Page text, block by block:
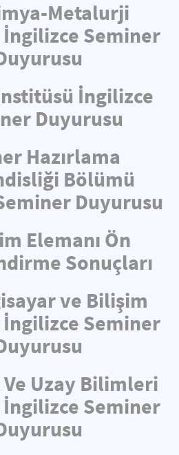
Metalurji
Seminer
İngilizce
Duyurusu
Hazırlama
Bölümü
Duyurusu
Elemanı Ön
Sonuçları
ve Bilişim
Seminer
Ve Uzay Bilimleri
Seminer